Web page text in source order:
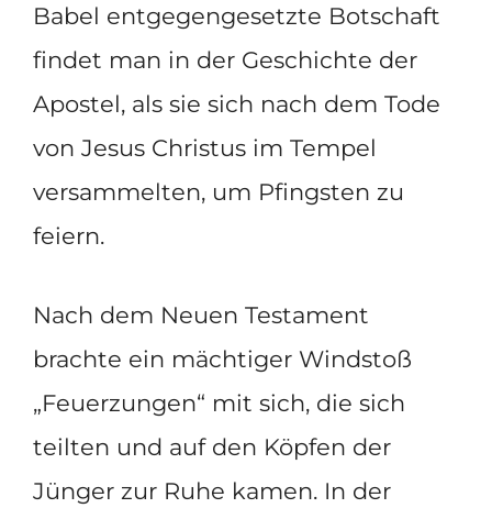
Babel entgegengesetzte Botschaft
findet man in der Geschichte der
Apostel, als sie sich nach dem Tode
von Jesus Christus im Tempel
versammelten, um Pfingsten zu
feiern.
Nach dem Neuen Testament
brachte ein mächtiger Windstoß
„Feuerzungen“ mit sich, die sich
teilten und auf den Köpfen der
Jünger zur Ruhe kamen. In der